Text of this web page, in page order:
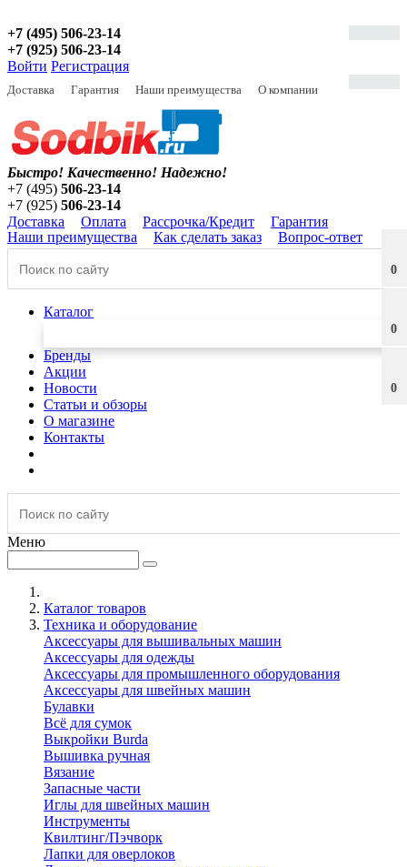
+7 (495) 506-23-14
+7 (925) 506-23-14
Войти Регистрация
Доставка Гарантия Наши преимущества О компании
0
0
0
Быстро! Качественно! Надежно!
+7 (495) 506-23-14
+7 (925) 506-23-14
Доставка
Оплата Рассрочка/Кредит
Гарантия
Наши преимущества
Как сделать заказ Вопрос-ответ
Каталог
Бренды
Акции
Новости
Статьи и обзоры
О магазине
Контакты
Меню
Каталог товаров
Техника и оборудование
Аксессуары для вышивальных машин
Аксессуары для одежды
Аксессуары для промышленного оборудования
Аксессуары для швейных машин
Булавки
Всё для сумок
Выкройки Burda
Вышивка ручная
Вязание
Запасные части
Иглы для швейных машин
Инструменты
Квилтинг/Пэчворк
Лапки для оверлоков